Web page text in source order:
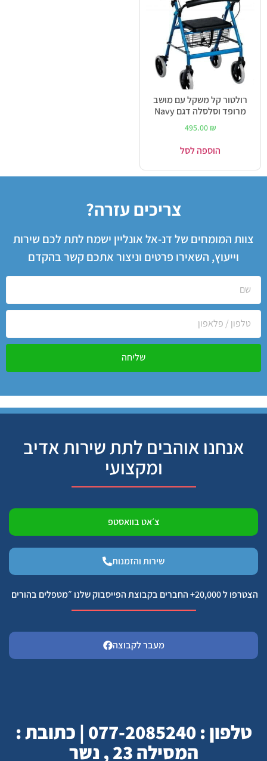
רולטור קל משקל עם מושב
מרופד וסלסלה דגם Navy
495.00 ₪
הוספה לסל
צריכים עזרה?
צוות המומחים של דנ-אל אונליין ישמח לתת לכם שירות
וייעוץ, השאירו פרטים וניצור אתכם קשר בהקדם
שליחה
אנחנו אוהבים לתת שירות אדיב
ומקצועי
צ׳אט בוואסטפ
שירות והזמנות
הצטרפו ל 20,000+ החברים בקבוצת הפייסבוק שלנו ״מטפלים בהורים
מעבר לקבוצה
טלפון : 077-2085240 | כתובת :
המסילה 23 , נשר